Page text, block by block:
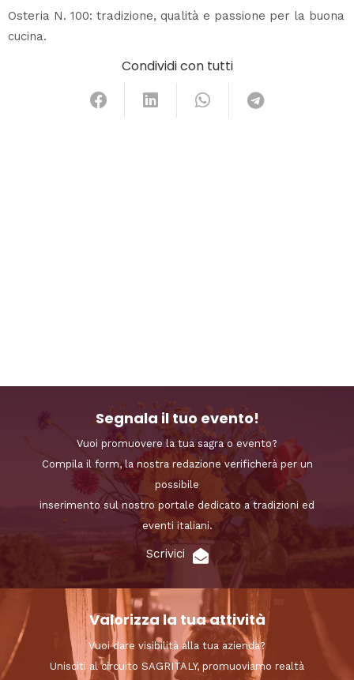
Osteria N. 100: tradizione, qualità e passione per la buona
cucina.
Condividi con tutti
Segnala il tuo evento!
Vuoi promuovere la tua sagra o evento?
Compila il form, la nostra redazione verificherà per un
possibile
inserimento sul nostro portale dedicato a tradizioni ed
eventi italiani.
Scrivici
Valorizza la tua attività
Vuoi dare visibilità alla tua azienda?
Unisciti al circuito SAGRITALY, promuoviamo realtà